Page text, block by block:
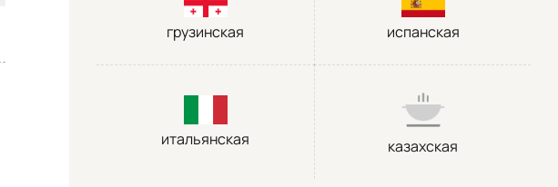
грузинская испанская
итальянская казахская